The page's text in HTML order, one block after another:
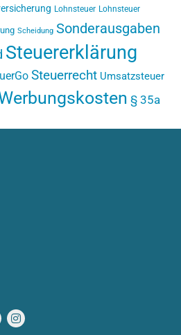
Lohnsteuer Lohnsteuer
Scheidung Sonderausgaben
Steuererklärung
Steuerrecht Umsatzsteuer
§ 35a
X Instagram